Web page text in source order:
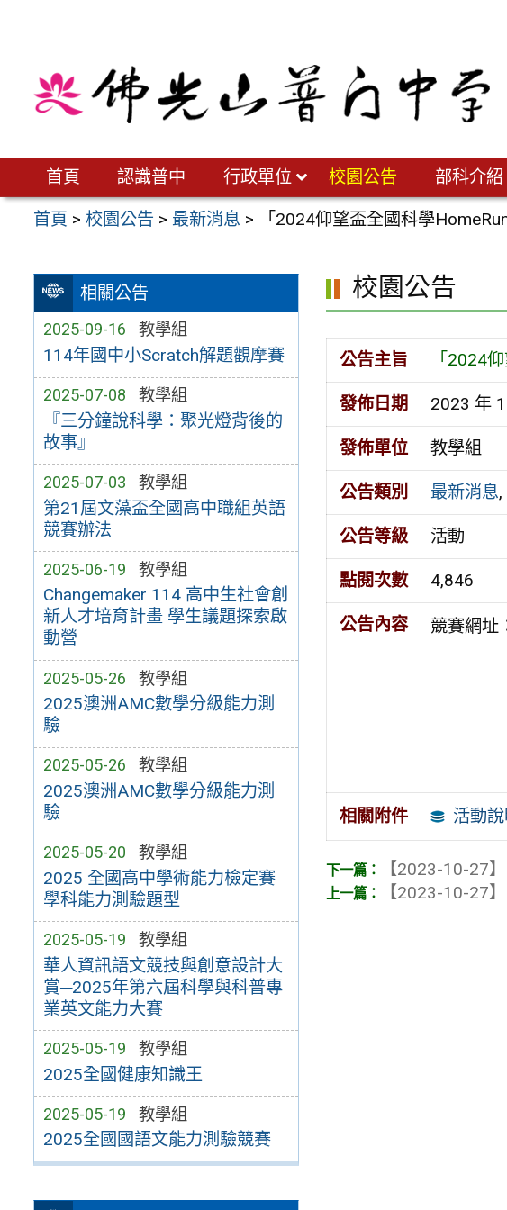
首頁 認識普中 行政單位 校園公告 部科介紹
首頁 >校園公告 > 最新消息 > 「2024仰望盃全國科學
相關公告
2025-09-16 教學組
114年國中小Scratch解題觀摩賽
2025-07-08 教學組
『三分鐘說科學：聚光燈背後的
故事』
2025-07-03 教學組
第21屆文藻盃全國高中職組英語
競賽辦法
2025-06-19 教學組
Changemaker 114 高中生社會創
新人才培育計畫 學生議題探索啟
動營
2025-05-26 教學組
2025澳洲AMC數學分級能力測
驗
2025-05-26 教學組
2025澳洲AMC數學分級能力測
驗
2025-05-20 教學組
2025 全國高中學術能力檢定賽
學科能力測驗題型
2025-05-19 教學組
華人資訊語文競技與創意設計大
賞─2025年第六屆科學與科普專
業英文能力大賽
2025-05-19 教學組
2025全國健康知識王
2025-05-19 教學組
2025全國國語文能力測驗競賽
校園公告
公告主旨 「2024
發佈日期 2023 年
發佈單位 教學組
公告類別 最新消息,
公告等級 活動
點閱次數 4,846
公告內容 競賽網址
相關附件 活動說
【2023-10-27】
【2023-10-27】